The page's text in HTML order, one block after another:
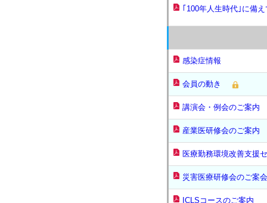
｢100年人生時代｣に備え
感染症情報
会員の動き
講演会・例会のご案内
産業医研修会のご案内
医療勤務環境改善支援
災害医療研修会のご案
ICLSコースのご案内